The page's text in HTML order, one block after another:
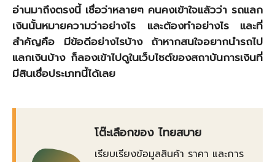
อ่านมาถึงตรงนี้ เชื่อว่าหลายๆ คนคงเข้าใจแล้วว่า รถแลก
เงินนั้นหมายความว่าอย่างไร และต้องทำอย่างไร และที่
สำคัญคือ มีข้อดีอย่างไรบ้าง ถ้าหากสนใจอยากนำรถไป
แลกเงินบ้าง ก็ลองเข้าไปดูในเว็บไซต์ของสถาบันการเงินที่
มีสินเชื่อประเภทนี้ได้เลย
โต๊ะเลือกของ ไทยสบาย
เรียบเรียงข้อมูลสินค้า ราคา และการ